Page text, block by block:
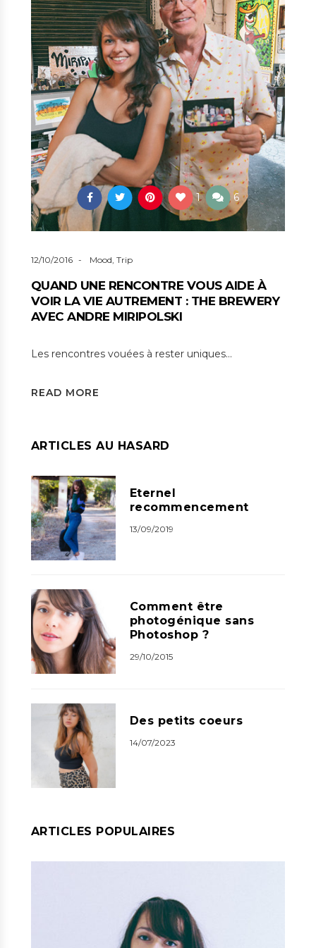
1 6
12/10/2016 Mood, Trip
QUAND UNE RENCONTRE VOUS AIDE À
VOIR LA VIE AUTREMENT : THE BREWERY
AVEC ANDRE MIRIPOLSKI
Les rencontres vouées à rester uniques…
READ MORE
ARTICLES AU HASARD
Eternel
recommencement
13/09/2019
Comment être
photogénique sans
Photoshop ?
29/10/2015
Des petits coeurs
14/07/2023
ARTICLES POPULAIRES